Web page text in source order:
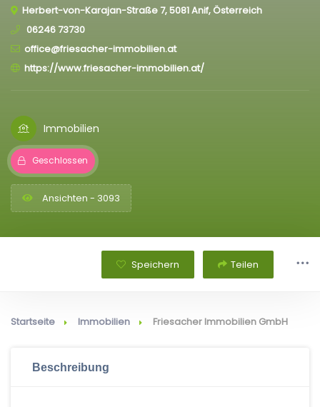
Herbert-von-Karajan-Straße 7, 5081 Anif, Österreich
06246 73730
office@friesacher-immobilien.at
https://www.friesacher-immobilien.at/
Immobilien
Geschlossen
Ansichten - 3093
Speichern Teilen
Startseite Immobilien Friesacher Immobilien GmbH
Beschreibung